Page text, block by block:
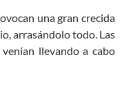
una gran crecida
arrasándolo todo. Las
llevando a cabo